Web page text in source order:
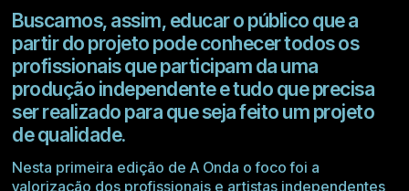
Buscamos, assim, educar o público que a
partir do projeto pode conhecer todos os
profissionais que participam da uma
produção independente e tudo que precisa
ser realizado para que seja feito um projeto
de qualidade.
Nesta primeira edição de A Onda o foco foi a
valorização dos profissionais e artistas independentes